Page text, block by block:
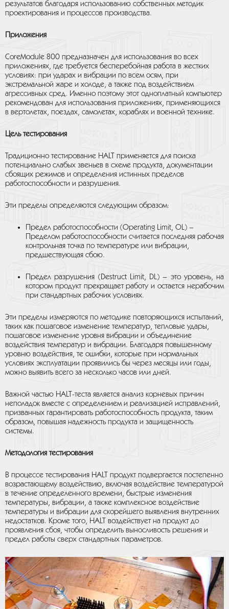
результатов благодаря использованию собственных методик
проектирования и процессов производства.
Приложения
CoreModule 800 предназначен для использования во всех
приложениях, где требуется бесперебойная работа в жестких
условиях: при ударах и вибрации по всем осям, при
экстремальной жаре и холоде, а также под воздействием
агрессивных сред. Именно поэтому этот одноплатный компьютер
рекомендован для использования приложениях, применяющихся
в вертолетах, поездах, самолетах, кораблях и военной технике.
Цель тестирования
Традиционно тестирование HALT применяется для поиска
потенциально слабых звеньев в схеме продукта, документации
сбоящих режимов и определения истинных пределов
работоспособности и разрушения.
Эти пределы определяются следующим образом:
Предел работоспособности (Operating Limit, OL) –
Пределом работоспособности считается последняя рабочая
контрольная точка по температуре или вибрации,
предшествующая сбою.
Предел разрушения (Destruct Limit, DL) – это уровень, на
котором продукт прекращает работу и остается нерабочим
при стандартных рабочих условиях.
Эти пределы измеряются по методике повторяющихся испытаний,
таких как пошаговое изменение температур, тепловые удары,
пошаговое изменение уровня вибрации и объединение
воздействия температур и вибрации. Благодаря повышенному
уровню воздействия, те ошибки, которые при нормальных
условиях эксплуатации проявились бы через месяцы или годы,
можно выявить всего за несколько часов или дней.
Важной частью HALT-теста является анализ корневых причин
неполадок вместе с определением и реализацией исправлений,
призванных гарантировать работоспособность продукта, таким
образом, повышая надежность продукта и защищенность
системы.
Методология тестирования
В процессе тестирования HALT продукт подвергается постепенно
возрастающему воздействию, включая воздействие температурой
в течение определенного времени, быстрые изменения
температуры, вибрации, а также комплексное воздействие
температуры и вибрации для скорейшего выявления внутренних
недостатков. Кроме того, HALT воздействует на продукт до
проявления сбоя, чтобы определить выносливость решения и
предел работы сверх стандартных параметров.